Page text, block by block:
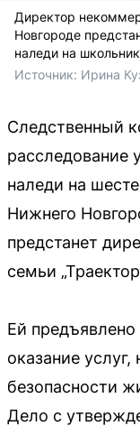
Директор
Новгороде
наледи на
Источник: Ирина
Следственный
расследование
наледи на
Нижнего
предстанет
семьи
Ей предъявлено
оказание
безопасности
Дело с